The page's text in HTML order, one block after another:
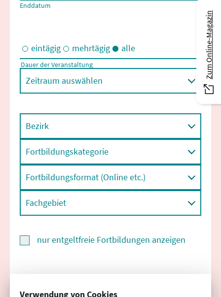
Verwendung von Cookies
Enddatum
Eintägige und/oder mehrtägige Veranstaltungen
eintägig mehrtägig alle
Dauer der Veranstaltung
Zeitraum auswählen
Bezirk
Fortbildungskategorie
Fortbildungsformat (Online etc.)
Fachgebiet
nur entgeltfreie Fortbildungen anzeigen
Zum Online-Magazin